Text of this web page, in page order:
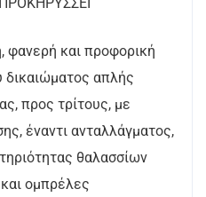
φανερή και προφορική
δικαιώματος απλής
προς τρίτους, με
έναντι ανταλλάγματος,
θαλασσίων
ομπρέλες